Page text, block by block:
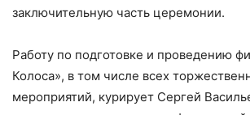
заключительную часть церемонии.
Работу по подготовке и проведению
Колоса», в том числе всех
мероприятий, курирует Сергей